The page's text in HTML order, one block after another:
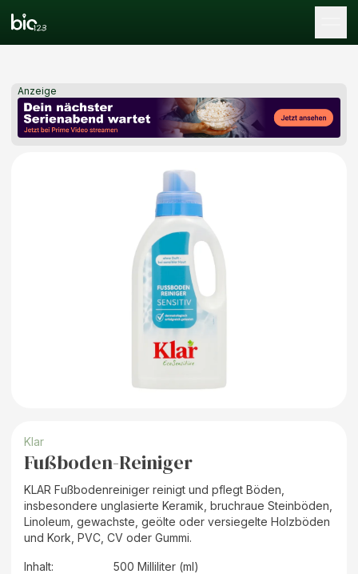
Anzeige
Klar
Fußboden-Reiniger
KLAR Fußbodenreiniger reinigt und pflegt Böden,
insbesondere unglasierte Keramik, bruchraue Steinböden,
Linoleum, gewachste, geölte oder versiegelte Holzböden
und Kork, PVC, CV oder Gummi.
Inhalt:
500 Milliliter (ml)